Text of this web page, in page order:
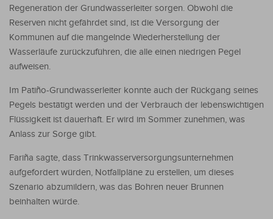
Regeneration der Grundwasserleiter sorgen. Obwohl die
Reserven nicht gefährdet sind, ist die Versorgung der
Kommunen auf die mangelnde Wiederherstellung der
Wasserläufe zurückzuführen, die alle einen niedrigen Pegel
aufweisen.
Im Patiño-Grundwasserleiter konnte auch der Rückgang seines
Pegels bestätigt werden und der Verbrauch der lebenswichtigen
Flüssigkeit ist dauerhaft. Er wird im Sommer zunehmen, was
Anlass zur Sorge gibt.
Fariña sagte, dass Trinkwasserversorgungsunternehmen
aufgefordert würden, Notfallpläne zu erstellen, um dieses
Szenario abzumildern, was das Bohren neuer Brunnen
beinhalten würde.